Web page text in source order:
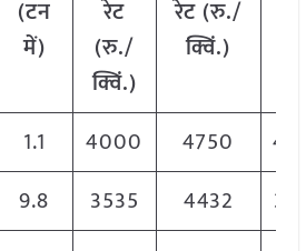
(टन
में)
रेट
(रु./
क्विं.)
रेट (रु./
क्विं.)
1.1 4000 4750
9.8 3535 4432